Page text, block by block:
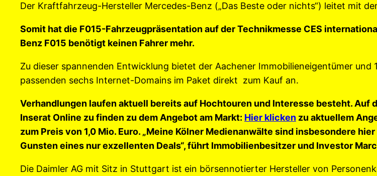
Der Kraftfahrzeug-Hersteller Mercedes-Benz („Das Beste oder nichts“) leitet mit
Somit hat die F015-Fahrzeugpräsentation auf der Technikmesse CES
Benz F015 benötigt keinen Fahrer mehr.
Zu dieser spannenden Entwicklung bietet der Aachener Immobilieneigentümer
passenden sechs Internet-Domains im Paket direkt zum Kauf an.
Verhandlungen laufen aktuell bereits auf Hochtouren und Interesse besteht. Auf
Inserat Online zu finden zu dem Angebot am Markt: Hier klicken zu aktuellem
zum Preis von 1,0 Mio. Euro. „Meine Kölner Medienanwälte sind insbesondere
Gunsten eines nur exzellenten Deals“, führt Immobilienbesitzer und Investor
Die Daimler AG mit Sitz in Stuttgart ist ein börsennotierter Hersteller von